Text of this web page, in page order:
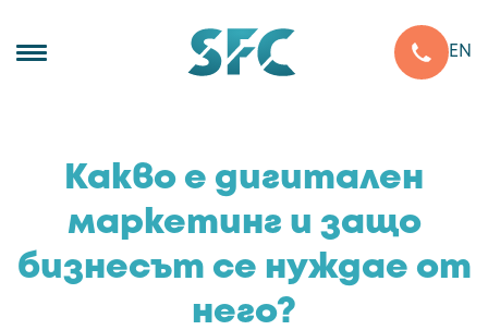
Menu
EN
Какво е дигитален
маркетинг и защо
бизнесът се нуждае от
него?